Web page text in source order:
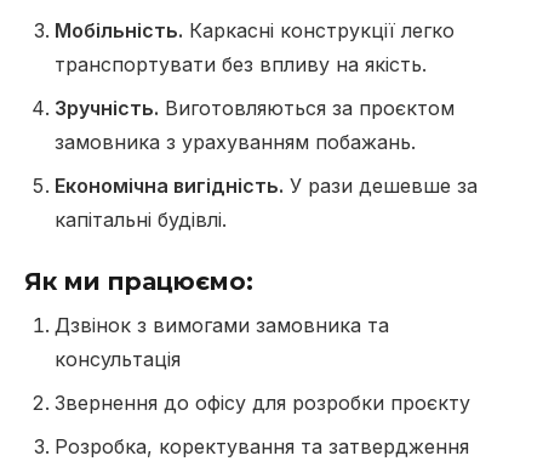
Мобільність. Каркасні конструкції легко
транспортувати без впливу на якість.
Зручність. Виготовляються за проєктом
замовника з урахуванням побажань.
Економічна вигідність. У рази дешевше за
капітальні будівлі.
Як ми працюємо:
Дзвінок з вимогами замовника та
консультація
Звернення до офісу для розробки проєкту
Розробка, коректування та затвердження